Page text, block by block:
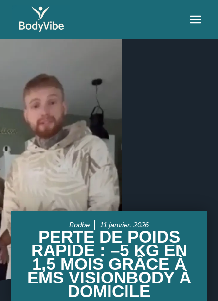
Bodbe 11 janvier, 2026
PERTE DE POIDS
RAPIDE : –5 KG EN
1,5 MOIS GRÂCE À
EMS VISIONBODY À
DOMICILE